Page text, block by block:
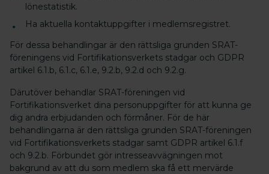
lönestatistik.
Ha aktuella kontaktuppgifter i medlemsregistret.
För dessa behandlingar är den rättsliga grunden SRAT-
föreningens vid Fortifikationsverkets stadgar och GDPR
artikel 6.1.b, 6.1.c, 6.1.e, 9.2.b, 9.2.d och 9.2.g.
Därutöver behandlar SRAT-föreningen vid
Fortifikationsverket dina personuppgifter för att kunna ge
dig andra erbjudanden och förmåner. För de här
behandlingarna är den rättsliga grunden SRAT-föreningen
vid Fortifikationsverkets stadgar samt GDPR artikel 6.1.f
och 9.2.b. Förbundet gör intresseavvägningen mot
bakgrund av att du som medlem ska få ett mervärde